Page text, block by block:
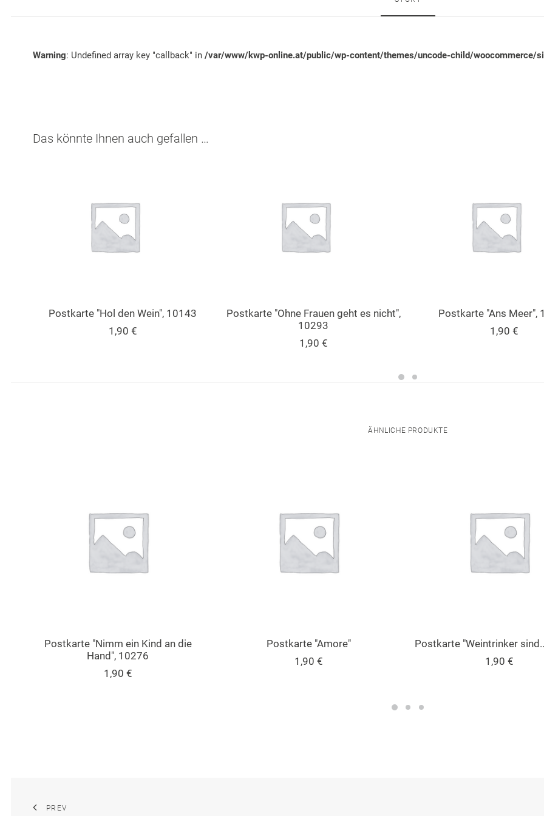
Warning: Undefined array key "callback" in /var/www/kwp-online.at/public/wp-content/themes/uncode-child/woocommerce/
Das könnte Ihnen auch gefallen …
Postkarte "Hol den Wein", 10143
1,90 €
Postkarte "Ohne Frauen geht es nicht",
10293
1,90 €
Postkarte "Ans Meer",
1,90 €
ÄHNLICHE PRODUKTE
IN DEN WARENKORB
Postkarte "Nimm ein Kind an die
Hand", 10276
1,90 €
IN DEN WARENKORB
Postkarte "Amore"
1,90 €
IN DEN WARENKORB
Postkarte "Weintrinker
1,90 €
PREV